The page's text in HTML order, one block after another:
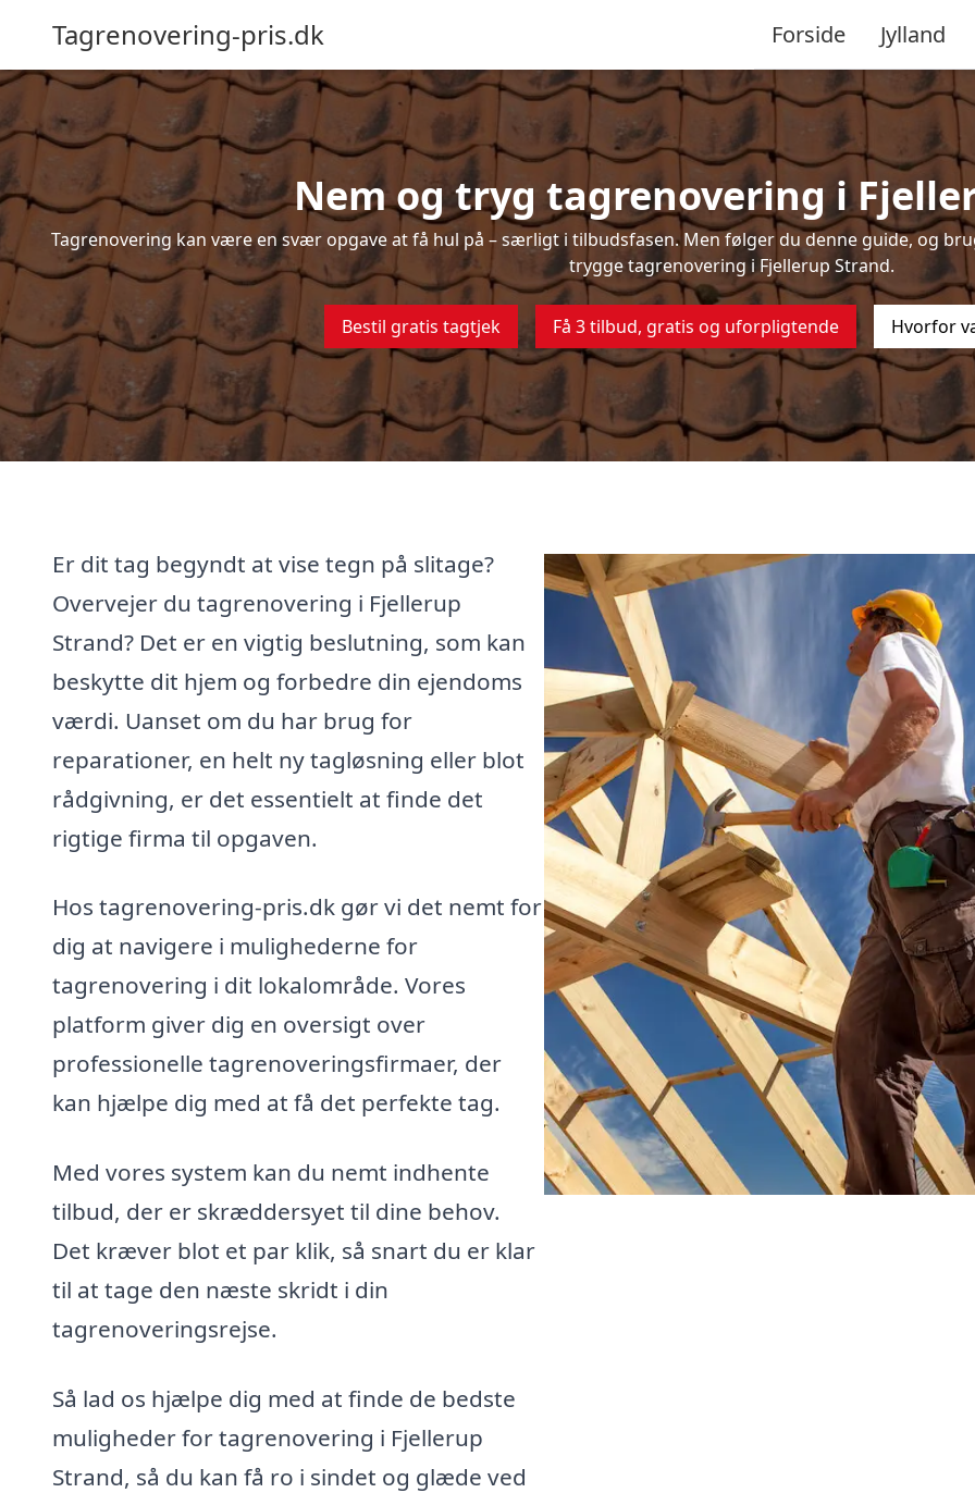
Tagrenovering-pris.dk Forside Jylland
Nem og tryg tagrenovering i
Tagrenovering kan være en svær opgave at få hul på – særligt i tilbudsfasen. Men følger du denne guide, og
trygge tagrenovering i Fjellerup Strand.
Bestil gratis tagtjek Få 3 tilbud, gratis og uforpligtende Hvorfor
Er dit tag begyndt at vise tegn på slitage?
Overvejer du tagrenovering i Fjellerup
Strand? Det er en vigtig beslutning, som kan
beskytte dit hjem og forbedre din ejendoms
værdi. Uanset om du har brug for
reparationer, en helt ny tagløsning eller blot
rådgivning, er det essentielt at finde det
rigtige firma til opgaven.
Hos tagrenovering-pris.dk gør vi det nemt for
dig at navigere i mulighederne for
tagrenovering i dit lokalområde. Vores
platform giver dig en oversigt over
professionelle tagrenoveringsfirmaer, der
kan hjælpe dig med at få det perfekte tag.
Med vores system kan du nemt indhente
tilbud, der er skræddersyet til dine behov.
Det kræver blot et par klik, så snart du er klar
til at tage den næste skridt i din
tagrenoveringsrejse.
Så lad os hjælpe dig med at finde de bedste
muligheder for tagrenovering i Fjellerup
Strand, så du kan få ro i sindet og glæde ved